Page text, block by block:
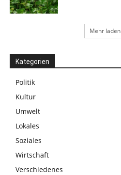
Mehr laden
Kategorien
Politik
Kultur
Umwelt
Lokales
Soziales
Wirtschaft
Verschiedenes